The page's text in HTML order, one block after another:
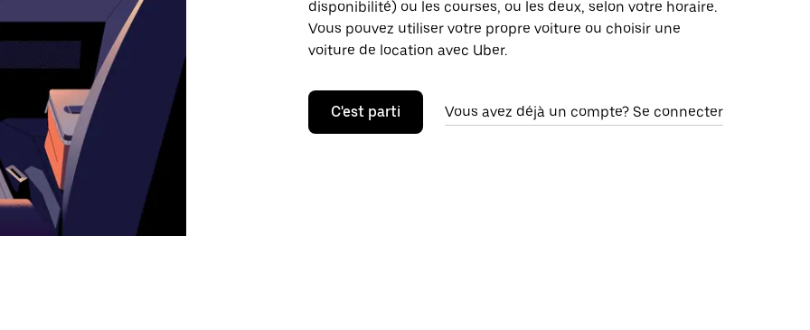
disponibilité) ou les courses, ou les deux, selon votre horaire.
Vous pouvez utiliser votre propre voiture ou choisir une
voiture de location avec Uber.
C'est parti Vous avez déjà un compte? Se connecter